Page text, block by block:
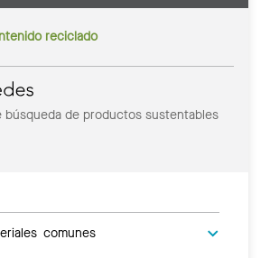
reciclado
búsqueda de productos sustentables
comunes